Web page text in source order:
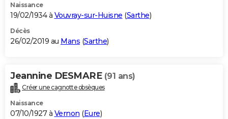
Naissance
19/02/1934 à Vouvray-sur-Huisne (Sarthe)
Décès
26/02/2019 au Mans (Sarthe)
Jeannine DESMARE (91 ans)
Créer une cagnotte obsèques
Naissance
07/10/1927 à Vernon (Eure)